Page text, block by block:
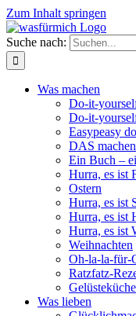
Zum Inhalt springen
Suche nach:
Was machen
Do-it-
Do-it-
Easypeasy
DAS
Ein Buch –
Hurra, es ist
Ostern
Hurra, es ist
Hurra, es ist
Hurra, es ist
Weihnachten
Oh-la-la-für-
Ratzfatz-
Gelüsteküche
Was lieben